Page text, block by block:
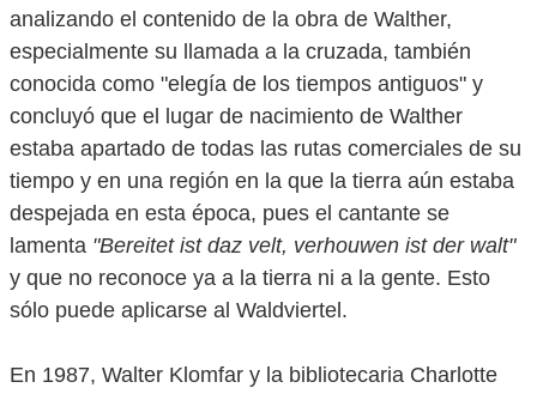
analizando el contenido de la obra de Walther,
especialmente su llamada a la cruzada, también
conocida como "elegía de los tiempos antiguos" y
concluyó que el lugar de nacimiento de Walther
estaba apartado de todas las rutas comerciales de su
tiempo y en una región en la que la tierra aún estaba
despejada en esta época, pues el cantante se
lamenta "Bereitet ist daz velt, verhouwen ist der walt"
y que no reconoce ya a la tierra ni a la gente. Esto
sólo puede aplicarse al Waldviertel.
En 1987, Walter Klomfar y la bibliotecaria Charlotte